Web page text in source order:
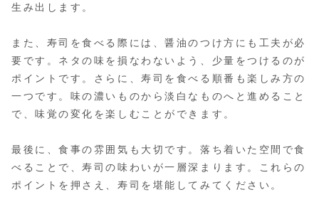
生み出します。
また、寿司を食べる際には、醤油のつけ方にも工夫が必
要です。ネタの味を損なわないよう、少量をつけるのが
ポイントです。さらに、寿司を食べる順番も楽しみ方の
一つです。味の濃いものから淡白なものへと進めること
で、味覚の変化を楽しむことができます。
最後に、食事の雰囲気も大切です。落ち着いた空間で食
べることで、寿司の味わいが一層深まります。これらの
ポイントを押さえ、寿司を堪能してみてください。